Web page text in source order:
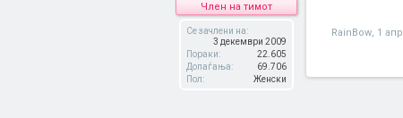
Член на тимот
Се зачлени на:
3 декември 2009
Пораки:
22.605
Допаѓања:
69.706
Пол:
Женски
RainBow, 1